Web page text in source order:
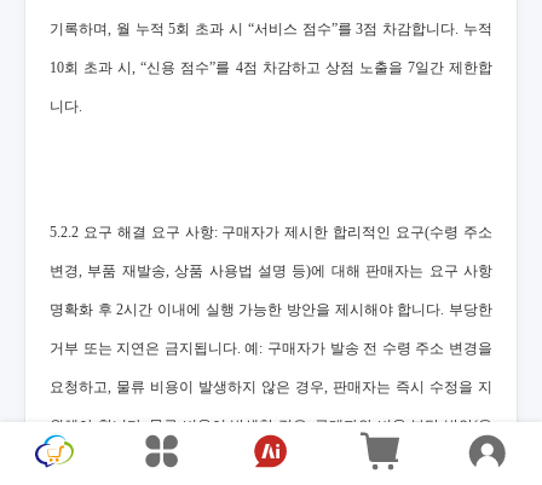
기록하며, 월 누적 5회 초과 시 “서비스 점수”를 3점 차감합니다. 누적
10회 초과 시, “신용 점수”를 4점 차감하고 상점 노출을 7일간 제한합
니다.
5.2.2 요구 해결 요구 사항: 구매자가 제시한 합리적인 요구(수령 주소
변경, 부품 재발송, 상품 사용법 설명 등)에 대해 판매자는 요구 사항
명확화 후 2시간 이내에 실행 가능한 방안을 제시해야 합니다. 부당한
거부 또는 지연은 금지됩니다. 예: 구매자가 발송 전 수령 주소 변경을
요청하고, 물류 비용이 발생하지 않은 경우, 판매자는 즉시 수정을 지
원해야 합니다. 물류 비용이 발생한 경우, 구매자와 비용 부담 방안(운
송비 분담 등)을 협의하고 12시간 이내에 수정을 완료해야 합니다. 판